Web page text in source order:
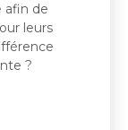
afin de
leurs
?